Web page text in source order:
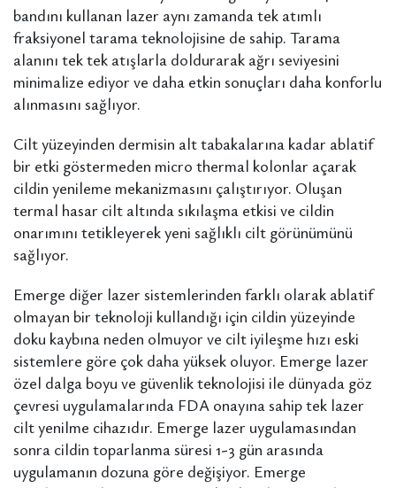
bandını kullanan lazer aynı zamanda tek atımlı
fraksiyonel tarama teknolojisine de sahip. Tarama
alanını tek tek atışlarla doldurarak ağrı seviyesini
minimalize ediyor ve daha etkin sonuçları daha konforlu
alınmasını sağlıyor.
Cilt yüzeyinden dermisin alt tabakalarına kadar ablatif
bir etki göstermeden micro thermal kolonlar açarak
cildin yenileme mekanizmasını çalıştırıyor. Oluşan
termal hasar cilt altında sıkılaşma etkisi ve cildin
onarımını tetikleyerek yeni sağlıklı cilt görünümünü
sağlıyor.
Emerge diğer lazer sistemlerinden farklı olarak ablatif
olmayan bir teknoloji kullandığı için cildin yüzeyinde
doku kaybına neden olmuyor ve cilt iyileşme hızı eski
sistemlere göre çok daha yüksek oluyor. Emerge lazer
özel dalga boyu ve güvenlik teknolojisi ile dünyada göz
çevresi uygulamalarında FDA onayına sahip tek lazer
cilt yenilme cihazıdır. Emerge lazer uygulamasından
sonra cildin toparlanma süresi 1-3 gün arasında
uygulamanın dozuna göre değişiyor. Emerge